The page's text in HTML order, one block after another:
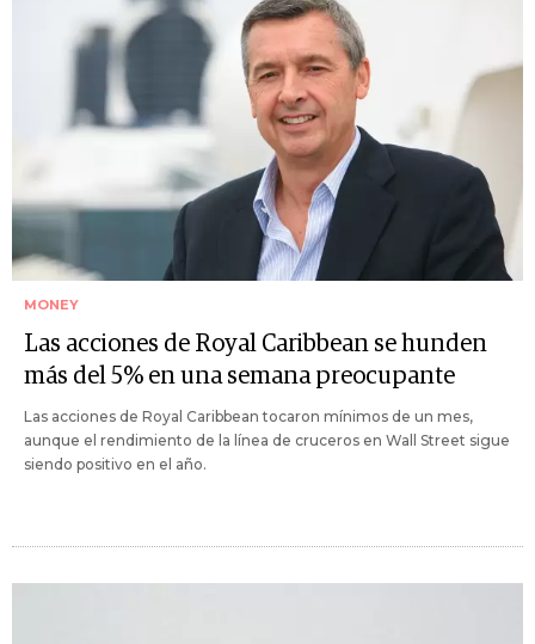
MONEY
Las acciones de Royal Caribbean se hunden
más del 5% en una semana preocupante
Las acciones de Royal Caribbean tocaron mínimos de un mes,
aunque el rendimiento de la línea de cruceros en Wall Street sigue
siendo positivo en el año.